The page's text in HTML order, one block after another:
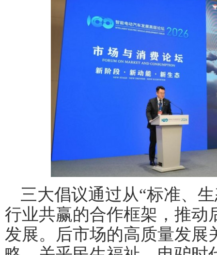
三大倡议通过从“标准、
行业共赢的合作框架，推动
发展。后市场的高质量发展